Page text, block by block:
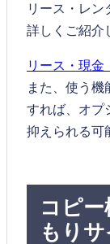
リース・レ
詳しくご紹介
リース・現金
また、使う
すれば、オプ
抑えられる可
コピ
もり